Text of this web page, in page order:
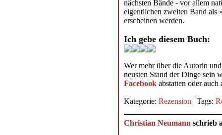
nächsten Bände - vor allem
eigentlichen zweiten Band als
erscheinen werden.
Ich gebe diesem Buch:
Wer mehr über die Autorin
neusten Stand der Dinge sein
Facebook abstatten oder
Kategorie:Rezension | Tags:
Christian Neumann schrieb